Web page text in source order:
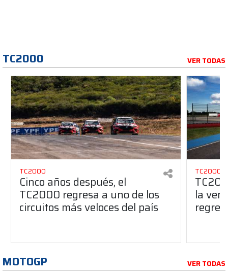
TC2000 VER TODAS
TC2000
Cinco años después, el
TC2000 regresa a uno de los
circuitos más veloces del país
TC2000
la
MOTOGP VER TODAS